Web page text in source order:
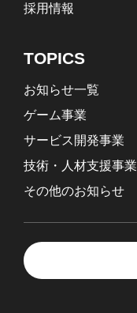
採用情報
TOPICS
お知らせ一覧
ゲーム事業
サービス開発事業
技術・人材支援事業
その他のお知らせ